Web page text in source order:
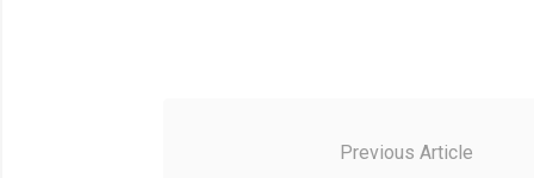
Previous Article